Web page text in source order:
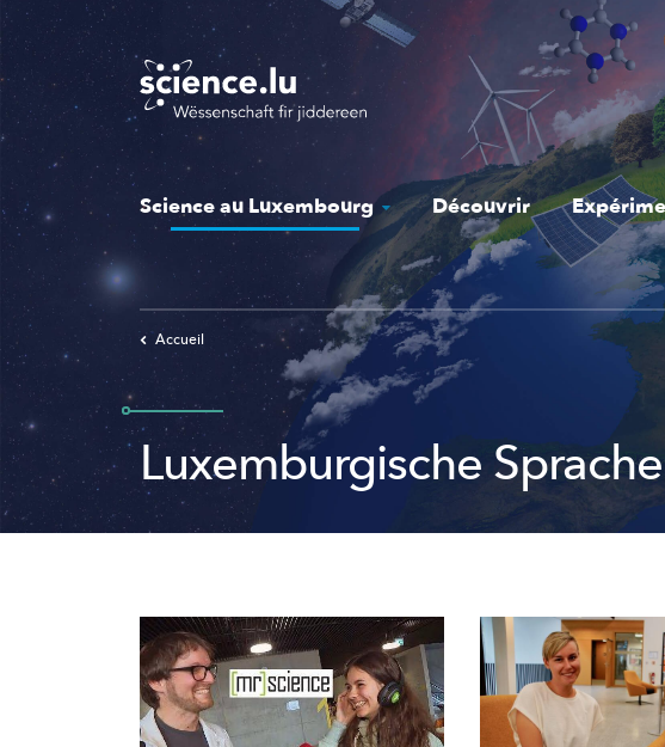
Skip
to
main
content
Science au Luxembourg Découvrir
Accueil
Luxemburgische Sprache